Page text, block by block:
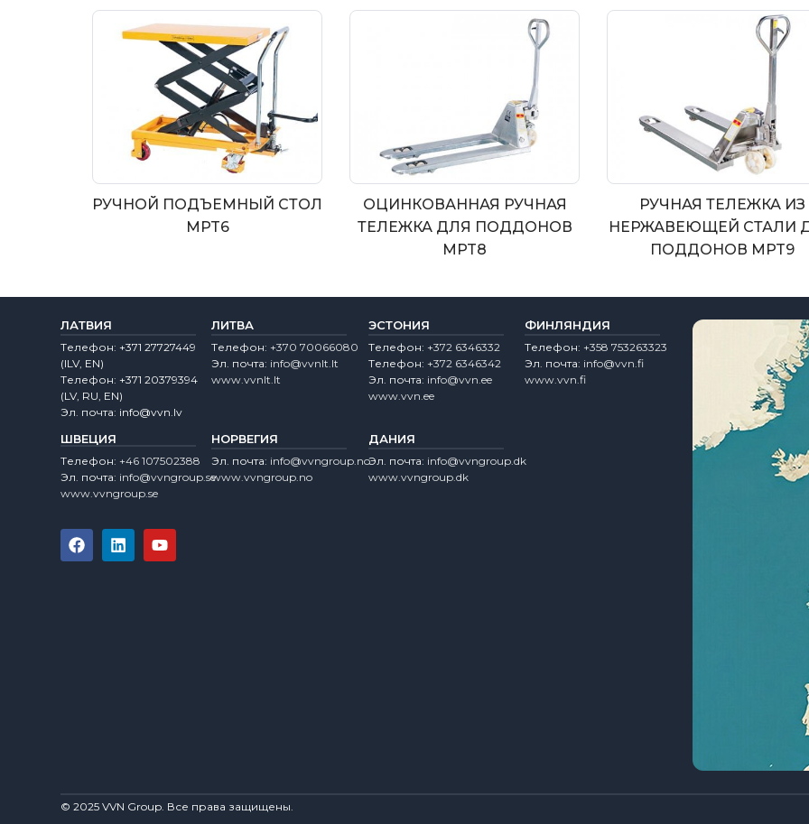
РУЧНОЙ ПОДЪЕМНЫЙ СТОЛ
MPT6
ОЦИНКОВАННАЯ РУЧНАЯ
ТЕЛЕЖКА ДЛЯ ПОДДОНОВ
MPT8
РУЧНАЯ ТЕЛЕЖКА ИЗ
НЕРЖАВЕЮЩЕЙ СТАЛИ
ПОДДОНОВ MPT9
ЛАТВИЯ
Tелефон:+371 27727449
(lLV, EN)
Tелефон:+371 20379394
(LV, RU, EN)
Эл. почта: info@vvn.lv
ЛИТВА
Tелефон: +370 70066080
Эл. почта: info@vvnlt.lt
www.vvnlt.lt
ЭСТОНИЯ
Tелефон: +372 6346332
Tелефон: +372 6346342
Эл. почта: info@vvn.ee
www.vvn.ee
ФИНЛЯНДИЯ
Tелефон: +358 753263323
Эл. почта: info@vvn.fi
www.vvn.fi
ШВЕЦИЯ
Tелефон: +46 107502388
Эл. почта: info@vvngroup.se
www.vvngroup.se
НОРВЕГИЯ
Эл. почта: info@vvngroup.no
www.vvngroup.no
ДАНИЯ
Эл. почта: info@vvngroup.dk
www.vvngroup.dk
© 2025 VVN Group. Все права защищены.